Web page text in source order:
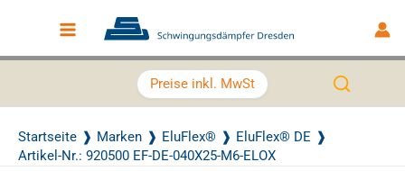
Main Menu
Preise inkl. MwSt
Startseite Marken EluFlex®
EluFlex® DE
Artikel-Nr.: 920500 EF-DE-040X25-M6-ELOX